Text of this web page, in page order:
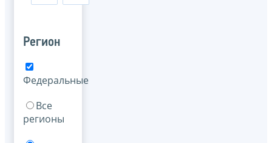
Регион
Федеральные
Все
регионы